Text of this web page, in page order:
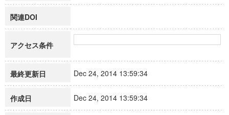
関連DOI
アクセス条件
最終更新日 Dec 24, 2014 13:59:34
作成日 Dec 24, 2014 13:59:34